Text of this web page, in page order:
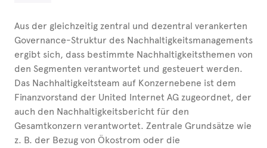
Aus der gleichzeitig zentral und dezentral verankerten
Governance-Struktur des Nachhaltigkeitsmanagements
ergibt sich, dass bestimmte Nachhaltigkeitsthemen von
den Segmenten verantwortet und gesteuert werden.
Das Nachhaltigkeitsteam auf Konzernebene ist dem
Finanzvorstand der United Internet AG zugeordnet, der
auch den Nachhaltigkeitsbericht für den
Gesamtkonzern verantwortet. Zentrale Grundsätze wie
z. B. der Bezug von Ökostrom oder die